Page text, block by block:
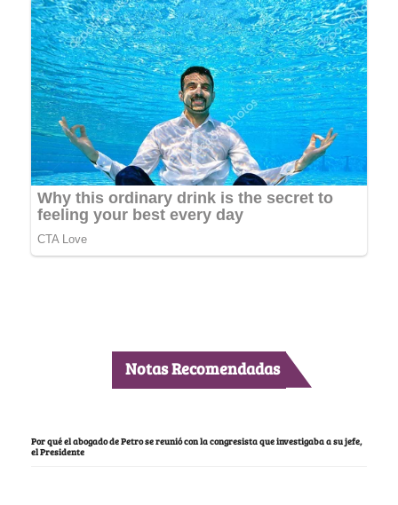
Notas Recomendadas
Por qué el abogado de Petro se reunió con la congresista que investigaba a su jefe,
el Presidente